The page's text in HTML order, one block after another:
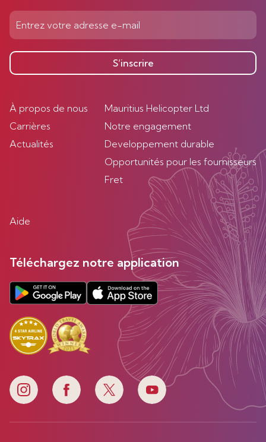
S’inscrire
À propos de nous
Carrières
Actualités
Mauritius Helicopter Ltd
Notre engagement
Developpement durable
Opportunités pour les fournisseurs
Fret
Aide
Téléchargez notre application